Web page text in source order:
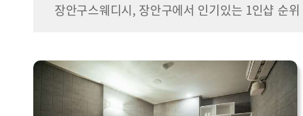
장안구스웨디시, 장안구에서 인기있는 1인샵 순위